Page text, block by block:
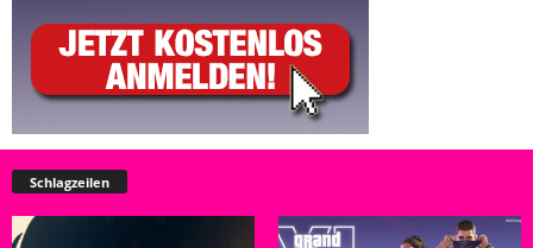
Schlagzeilen